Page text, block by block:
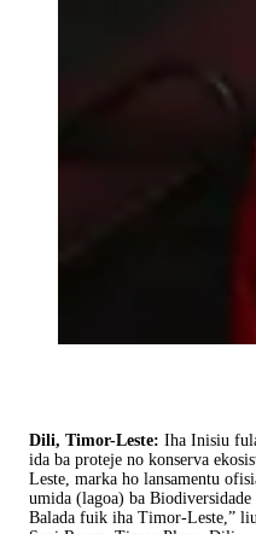
Dili, Timor-Leste: Iha Inisiu
ida ba proteje no konserva
Leste, marka ho lansamentu
umida (lagoa) ba
Balada fuik iha Timor-Leste,”